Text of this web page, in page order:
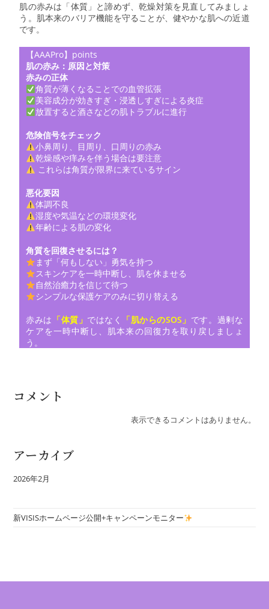
肌の赤みは「体質」と諦めず、乾燥対策を見直してみましょ
う。肌本来のバリア機能を守ることが、健やかな肌への近道
です。
【AAAPro】points
肌の赤み：原因と対策
赤みの正体
角質が薄くなることでの血管拡張
美容成分が効きすぎ・浸透しすぎによる炎症
放置すると酒さなどの肌トラブルに進行
危険信号をチェック
小鼻周り、目周り、口周りの赤み
乾燥感や痒みを伴う場合は要注意
これらは角質が限界に来ているサイン
悪化要因
体調不良
湿度や気温などの環境変化
年齢による肌の変化
角質を回復させるには？
まず「何もしない」勇気を持つ
スキンケアを一時中断し、肌を休ませる
自然治癒力を信じて待つ
シンプルな保護ケアのみに切り替える
赤みは 「体質」 ではなく 「肌からのSOS」 です。過剰な
ケアを一時中断し、肌本来の回復力を取り戻しましょ
う。
コメント
表示できるコメントはありません。
アーカイブ
2026年2月
新VISISホームページ公開+キャンペーンモニター